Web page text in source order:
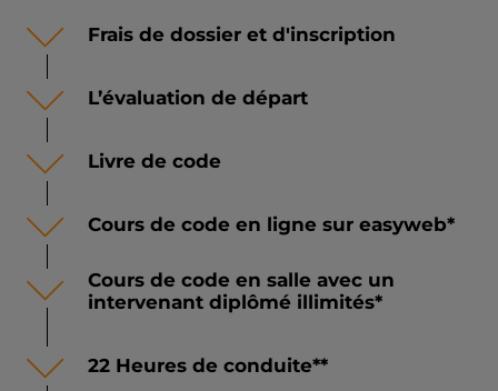
Frais de dossier et d'inscription
L’évaluation de départ
Livre de code
Cours de code en ligne sur easyweb*
Cours de code en salle avec un
intervenant diplômé illimités*
22 Heures de conduite**